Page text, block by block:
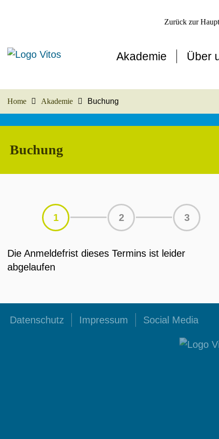
Zurück zur
Akademie Über
Home Akademie Buchung
Buchung
1 2 3
Die Anmeldefrist dieses Termins ist leider
abgelaufen
Datenschutz Impressum Social Media